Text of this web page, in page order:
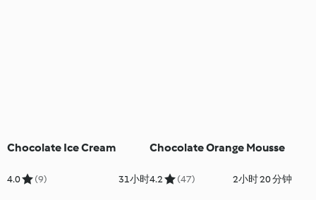
Chocolate Ice Cream
4.0 (9) 31小时
Chocolate Orange Mousse
4.2 (47) 2小时 20 分钟